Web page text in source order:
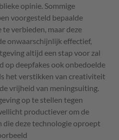
opinie. Sommige
voorgesteld bepaalde
verbieden, maar deze
onwaarschijnlijk effectief,
altijd een stap voor zal
op deepfakes ook onbedoelde
het verstikken van creativiteit
vrijheid van meningsuiting.
op te stellen tegen
productiever om de
die deze technologie oproept